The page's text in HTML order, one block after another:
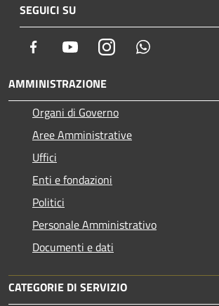
SEGUICI SU
Facebook YoutubeInstagram
AMMINISTRAZIONE
Organi di Governo
Aree Amministrative
Uffici
Enti e fondazioni
Politici
Personale Amministrativo
Documenti e dati
CATEGORIE DI SERVIZIO